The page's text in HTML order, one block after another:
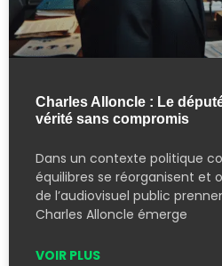
Charles Alloncle : Le
vérité sans compromis
Dans un contexte politique
équilibres se réorganisent et
de l’audiovisuel public
Charles Alloncle émerge
VOIR PLUS